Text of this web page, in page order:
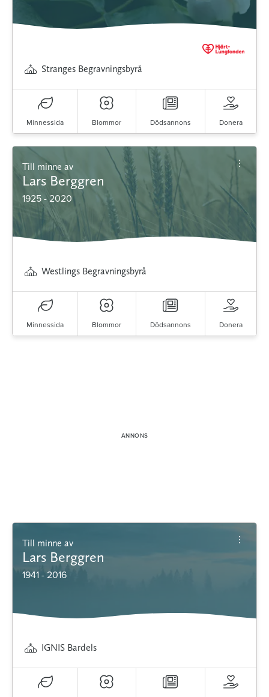
Stranges Begravningsbyrå
Minnessida Blommor Dödsannons Donera
Till minne av
Lars Berggren
1925 - 2020
Westlings Begravningsbyrå
Minnessida Blommor Dödsannons Donera
Till minne av
Lars Berggren
1941 - 2016
IGNIS Bardels